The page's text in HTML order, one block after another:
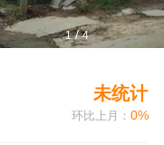
1/4
未统计
环比上月：0%